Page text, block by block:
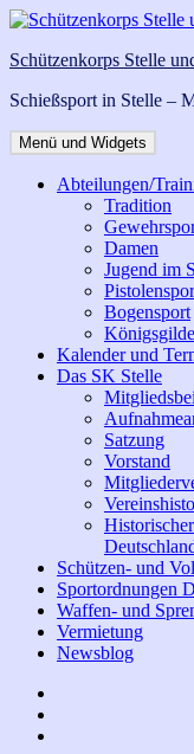
Zum
springen
Schützenkorps Stelle
Schießsport in Stelle –
Menü und Widgets
Abteilungen/
Tradition
Damen
Jugend im
Bogensport
Königsgilde
Kalender und
Das SK Stelle
Satzung
Vorstand
Schützen- und
Sportordnungen
Waffen- und
Vermietung
Newsblog